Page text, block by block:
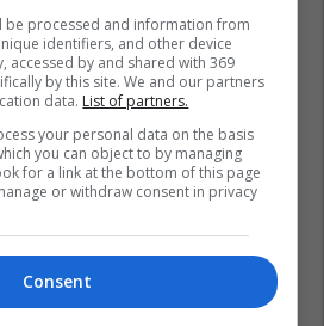
be processed and information from
identifiers, and other device
accessed by and shared with 369
by this site. We and our partners
data. List of partners.
your personal data on the basis
you can object to by managing
for a link at the bottom of this page
or withdraw consent in privacy
Consent